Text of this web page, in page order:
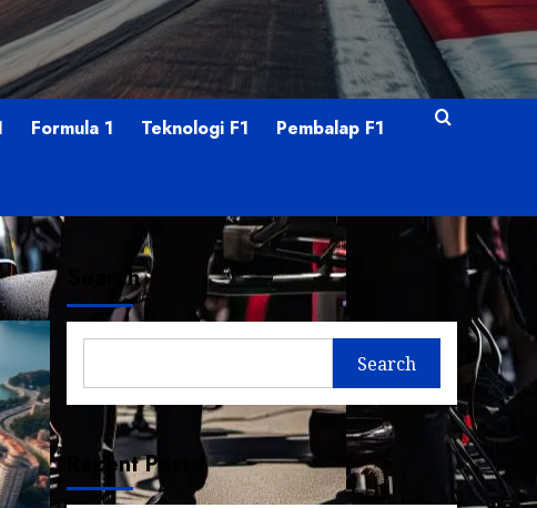
Formula 1 Teknologi F1 Pembalap F1
Search
Search
Recent Posts